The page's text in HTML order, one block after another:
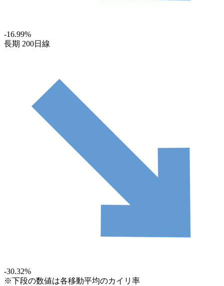
-16.99%
長期 200日線
-30.32%
※下段の数値は各移動平均のカイリ率